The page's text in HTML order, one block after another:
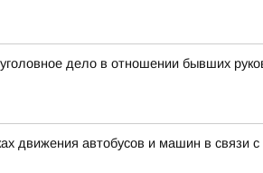
уголовное дело в отношении бывших
движения автобусов и машин в связи